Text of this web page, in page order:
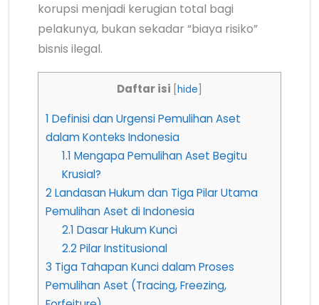
korupsi menjadi kerugian total bagi
pelakunya, bukan sekadar “biaya risiko”
bisnis ilegal.
Daftar isi hide
1 Definisi dan Urgensi Pemulihan Aset
dalam Konteks Indonesia
1.1 Mengapa Pemulihan Aset Begitu
Krusial?
2Landasan Hukum dan Tiga Pilar Utama
Pemulihan Aset di Indonesia
2.1 Dasar Hukum Kunci
2.2Pilar Institusional
3 Tiga Tahapan Kunci dalam Proses
Pemulihan Aset (Tracing, Freezing,